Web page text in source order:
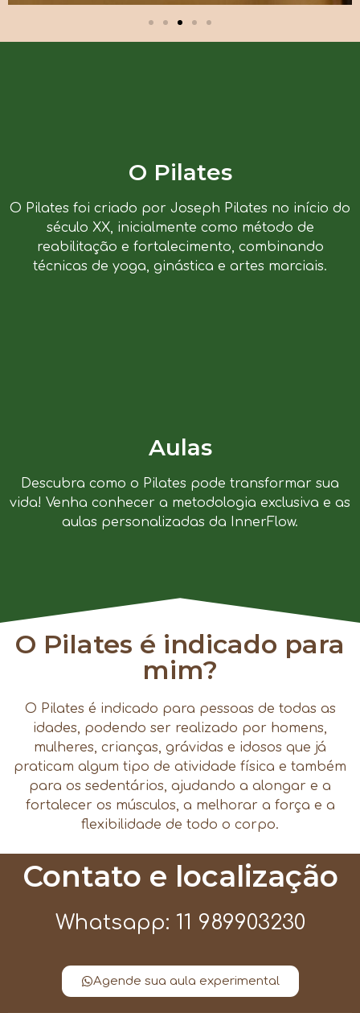
O Pilates
O Pilates foi criado por Joseph Pilates no início do
século XX, inicialmente como método de
reabilitação e fortalecimento, combinando
técnicas de yoga, ginástica e artes marciais.
Aulas
Descubra como o Pilates pode transformar sua
vida! Venha conhecer a metodologia exclusiva e as
aulas personalizadas da InnerFlow.
O Pilates é indicado para
mim?
O Pilates é indicado para pessoas de todas as
idades, podendo ser realizado por homens,
mulheres, crianças, grávidas e idosos que já
praticam algum tipo de atividade física e também
para os sedentários, ajudando a alongar e a
fortalecer os músculos, a melhorar a força e a
flexibilidade de todo o corpo.
Contato e localização
Whatsapp: 11 989903230
Agende sua aula experimental